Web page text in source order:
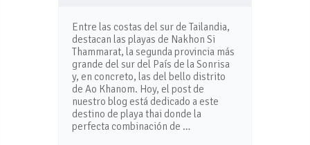
Entre las costas del sur de Tailandia,
destacan las playas de Nakhon Si
Thammarat, la segunda provincia más
grande del sur del País de la Sonrisa
y, en concreto, las del bello distrito
de Ao Khanom. Hoy, el post de
nuestro blog está dedicado a este
destino de playa thai donde la
perfecta combinación de …